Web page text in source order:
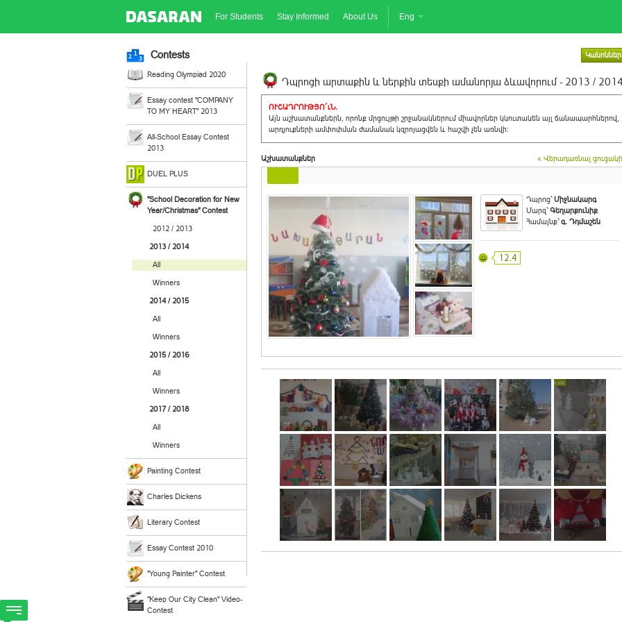
For Students Stay Informed About Us Eng
Contests Կանոններ
Reading Olympiad 2020
Essay contest "COMPANY
TO MY HEART" 2013
All-School Essay Contest
2013
DUEL PLUS
"School Decoration for New
Year/Christmas" Contest
2012 / 2013
2013 / 2014
All
Winners
2014 / 2015
All
Winners
2015 / 2016
All
Winners
2017 / 2018
All
Winners
Painting Contest
Charles Dickens
Literary Contest
Essay Contest 2010
"Young Painter" Contest
"Keep Our City Clean" Video-
Contest
Դպրոցի արտաքին և ներքին տեսքի ամանորյա ձևավորում - 2013 / 2014
ՈՒՇԱԴՐՈՒԹՅՈ´ւՆ.
Այն աշխատանքներն, որոնք մրցույթի շրջանակներում միավորներ կկուտակեն այլ ճանապարհներով,
արդյուքների ամփոփման ժամանակ կզրոյացվեն և հաշվի չեն առնվի:
Աշխատանքներ « Վերադառնալ
Դպրոց`Միջնակարգ
Մարզ`Գեղարքունիք
Համայնք`գ. Դդմաշեն
12.4